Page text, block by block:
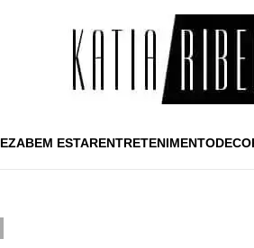
BEM ESTARENTRETENIMENTO